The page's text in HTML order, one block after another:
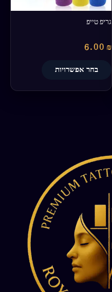
גריפ טייפ
6.00 ₪
בחר אפשרויות